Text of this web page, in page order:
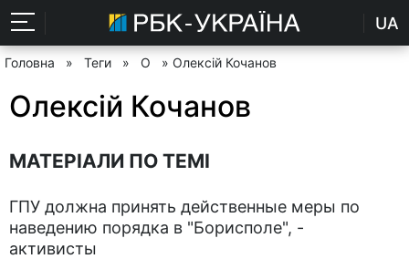
UA
Головна » Теги » О » Олексій Кочанов
Олексій Кочанов
МАТЕРІАЛИ ПО ТЕМІ
ГПУ должна принять действенные меры по
наведению порядка в "Борисполе", -
активисты